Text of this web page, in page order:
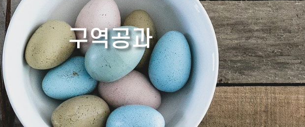
구역공과